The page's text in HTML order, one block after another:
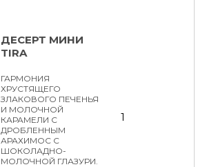
ДЕСЕРТ МИНИ
TIRA
ГАРМОНИЯ
ХРУСТЯЩЕГО
ЗЛАКОВОГО ПЕЧЕНЬЯ
И МОЛОЧНОЙ
КАРАМЕЛИ С
ДРОБЛЕННЫМ
АРАХИМОС С
ШОКОЛАДНО-
МОЛОЧНОЙ ГЛАЗУРИ.
1